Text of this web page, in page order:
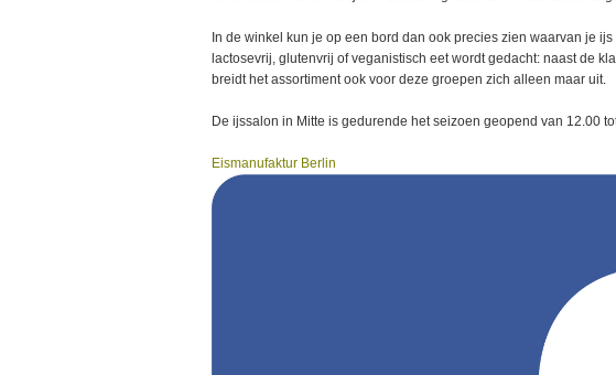
In de winkel kun je op een bord dan ook precies zien waarvan je
lactosevrij, glutenvrij of veganistisch eet wordt gedacht: naast de
breidt het assortiment ook voor deze groepen zich alleen maar uit.
De ijssalon in Mitte is gedurende het seizoen geopend van 12.00
Eismanufaktur Berlin